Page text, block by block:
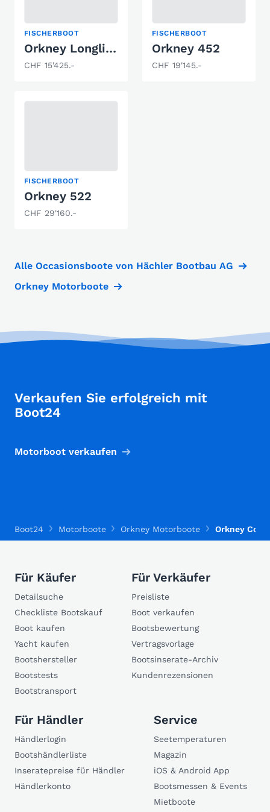
FISCHERBOOT
Orkney Longliner 16 - LL2
CHF 15'425.-
FISCHERBOOT
Orkney 452
CHF 19'145.-
FISCHERBOOT
Orkney 522
CHF 29'160.-
Alle Occasionsboote von Hächler Bootbau AG
Orkney Motorboote
Verkaufen Sie erfolgreich mit
Boot24
Motorboot verkaufen
Boot24 Motorboote Orkney Motorboote Orkney
Für Käufer
Detailsuche
Checkliste Bootskauf
Boot kaufen
Yacht kaufen
Bootshersteller
Bootstests
Bootstransport
Für Verkäufer
Preisliste
Boot verkaufen
Bootsbewertung
Vertragsvorlage
Bootsinserate-Archiv
Kundenrezensionen
Für Händler
Händlerlogin
Bootshändlerliste
Inseratepreise für Händler
Händlerkonto
Service
Seetemperaturen
Magazin
iOS & Android App
Bootsmessen & Events
Mietboote